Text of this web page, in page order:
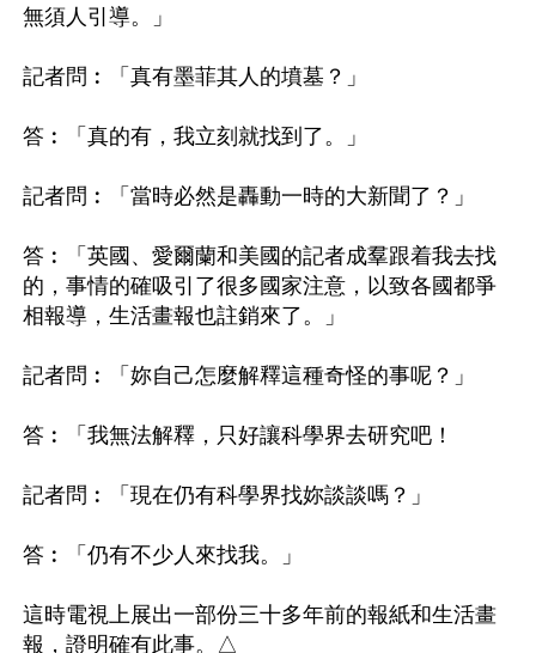
無須人引導。」
記者問︰「真有墨菲其人的墳墓？」
答︰「真的有，我立刻就找到了。」
記者問︰「當時必然是轟動一時的大新聞了？」
答︰「英國、愛爾蘭和美國的記者成羣跟着我去找
的，事情的確吸引了很多國家注意，以致各國都爭
相報導，生活畫報也註銷來了。」
記者問︰「妳自己怎麼解釋這種奇怪的事呢？」
答︰「我無法解釋，只好讓科學界去研究吧！
記者問︰「現在仍有科學界找妳談談嗎？」
答︰「仍有不少人來找我。」
這時電視上展出一部份三十多年前的報紙和生活畫